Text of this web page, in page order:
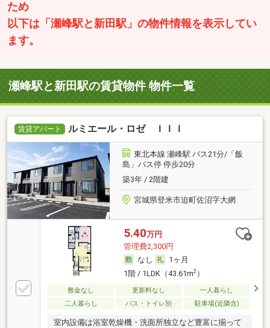
ため
以下は「瀬峰駅と新田駅」の物件情報を表示してい
ます。
瀬峰駅と新田駅の賃貸物件 物件一覧
賃貸アパート ルミエール・ロゼ ＩＩＩ
東北本線 瀬峰駅 バス21分/「飯
島」バス停 停歩20分
築3年 / 2階建
宮城県登米市迫町佐沼字大網
5.40万円
管理費2,300円
なし
1ヶ月
1階 / 1LDK（43.61m2）
敷金なし 更新料なし
一人暮らし
二人暮らし
バス・トイレ別 駐車場(近隣含)
室内設備は浴室乾燥機・洗面所独立など豊富に揃って